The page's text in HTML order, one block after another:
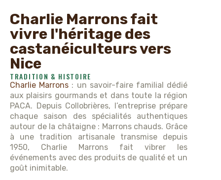
Charlie Marrons fait
vivre l'héritage des
castanéiculteurs vers
Nice
TRADITION & HISTOIRE
Charlie Marrons : un savoir-faire familial dédié
aux plaisirs gourmands et dans toute la région
PACA. Depuis Collobrières, l’entreprise prépare
chaque saison des spécialités authentiques
autour de la châtaigne : Marrons chauds. Grâce
à une tradition artisanale transmise depuis
1950, Charlie Marrons fait vibrer les
événements avec des produits de qualité et un
goût inimitable.